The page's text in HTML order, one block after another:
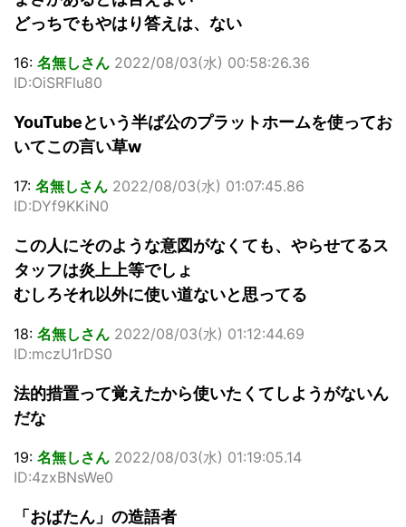
どっちでもやはり答えは、ない
16: 名無しさん 2022/08/03(水) 00:58:26.36
ID:OiSRFlu80
YouTubeという半ば公のプラットホームを使ってお
いてこの言い草w
17: 名無しさん 2022/08/03(水) 01:07:45.86
ID:DYf9KKiN0
この人にそのような意図がなくても、やらせてるス
タッフは炎上上等でしょ
むしろそれ以外に使い道ないと思ってる
18: 名無しさん 2022/08/03(水) 01:12:44.69
ID:mczU1rDS0
法的措置って覚えたから使いたくてしようがないん
だな
19: 名無しさん 2022/08/03(水) 01:19:05.14
ID:4zxBNsWe0
「おばたん」の造語者